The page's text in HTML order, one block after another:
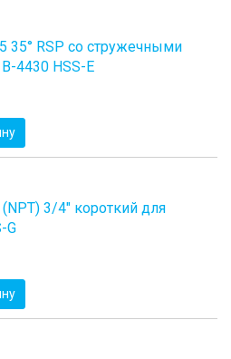
35° RSP со стружечными
4430 HSS-E
3/4" короткий для
G